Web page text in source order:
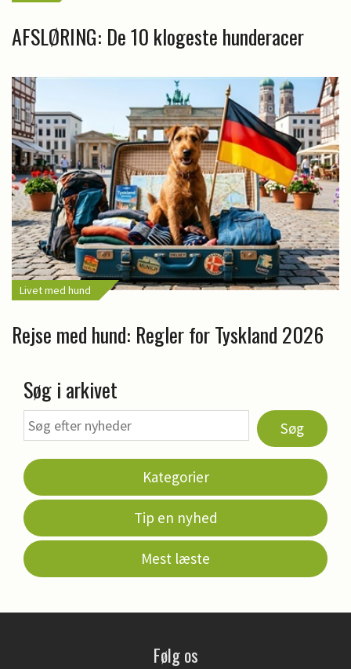
AFSLØRING: De 10 klogeste hunderacer
Livet med hund
Rejse med hund: Regler for Tyskland 2026
Søg i arkivet
Søg
Kategorier
Tip en nyhed
Mest læste
Følg os